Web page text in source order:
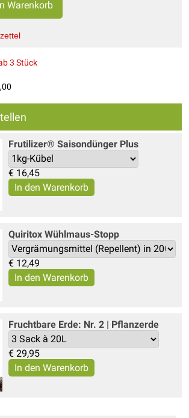
3 Stück
Frutilizer® Saisondünger Plus
€ 16,45
Quiritox Wühlmaus-Stopp
€ 12,49
Fruchtbare Erde: Nr. 2 | Pflanzerde
€ 29,95